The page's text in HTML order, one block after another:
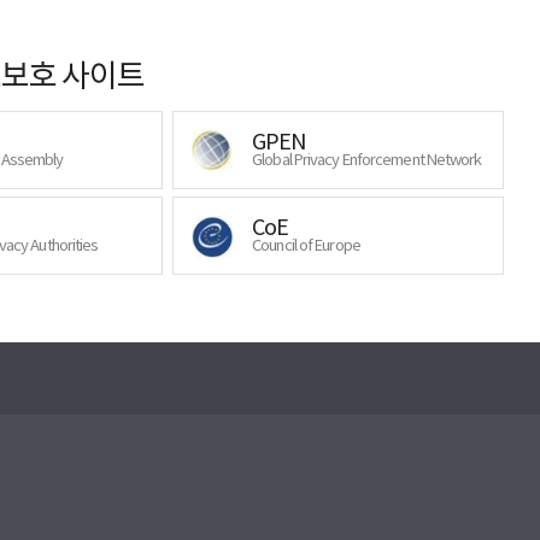
호 사이트
GPEN
Global Privacy Enforcement Network
Authorities
CoE
Council of Europe